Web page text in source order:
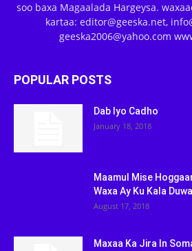
soo baxa Magaalada Hargeysa.
kartaa: editor@geeska.net,
geeska2006@yahoo.com
POPULAR POSTS
Dab Iyo Cadho
January 18, 2018
Maamul Mise
Waxa Ay Ku Kala
August 17, 2018
Maxaa Ka Jira In